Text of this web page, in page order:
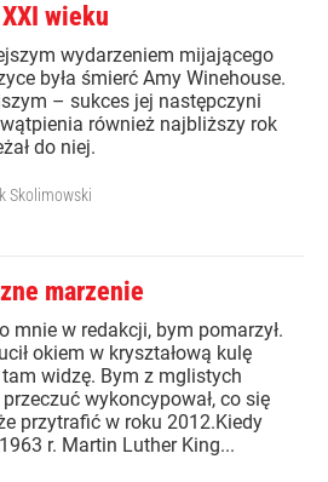
wieku
wydarzeniem mijającego
była śmierć Amy Winehouse.
– sukces jej następczyni
również najbliższy rok
do niej.
Skolimowski
marzenie
mnie w redakcji, bym pomarzył.
okiem w kryształową kulę
tam widzę. Bym z mglistych
wykoncypował, co się
przytrafić w roku 2012.Kiedy
r. Martin Luther King...